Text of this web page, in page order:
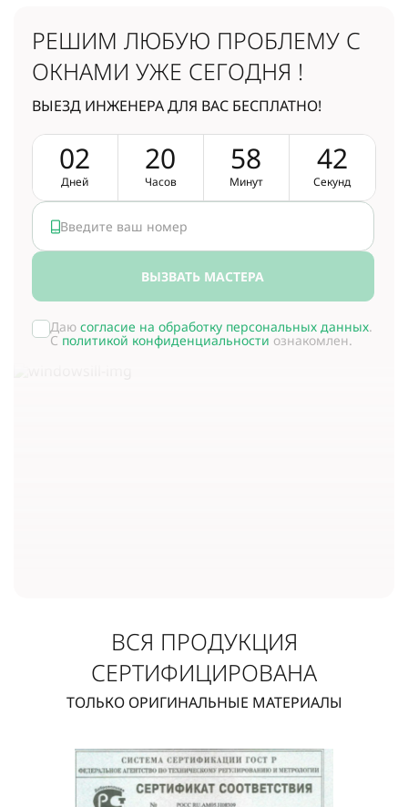
РЕШИМ ЛЮБУЮ ПРОБЛЕМУ С
ОКНАМИ УЖЕ СЕГОДНЯ !
ВЫЕЗД ИНЖЕНЕРА ДЛЯ ВАС БЕСПЛАТНО!
02
Дней
20
Часов
58
Минут
41
Секунд
ВЫЗВАТЬ МАСТЕРА
Даю согласие на обработку персональных данных.
С политикой конфиденциальности ознакомлен.
ВСЯ ПРОДУКЦИЯ
СЕРТИФИЦИРОВАНА
ТОЛЬКО ОРИГИНАЛЬНЫЕ МАТЕРИАЛЫ